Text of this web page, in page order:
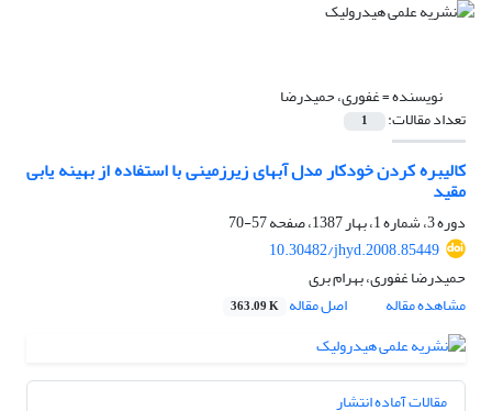
نویسنده =غفوری، حمیدرضا
تعداد مقالات: 1
کالیبره کردن خودکار مدل آبهای زیرزمینی با استفاده از بهینه یابی
مقید
دوره 3، شماره 1، بهار 1387، صفحه
57-70
10.30482/jhyd.2008.85449
حمیدرضا غفوری، بهرام بری
مشاهده مقاله
اصل مقاله 363.09 K
مقالات آماده انتشار